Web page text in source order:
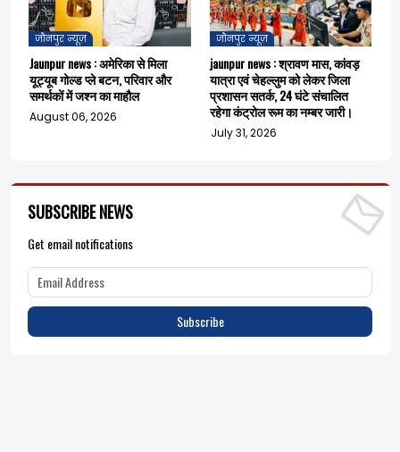
जौनपुर न्यूज़
Jaunpur news : अमेरिका से मिला
यूट्यूब गोल्ड प्ले बटन, परिवार और
समर्थकों में जश्न का माहौल
August 06, 2026
जौनपुर न्यूज़
jaunpur news : श्रावण मास, कांवड़
यात्रा एवं चेहल्लुम को लेकर जिला
प्रशासन सतर्क, 24 घंटे संचालित
रहेगा कंट्रोल रूम का नम्बर जारी।
July 31, 2026
SUBSCRIBE NEWS
Get email notifications